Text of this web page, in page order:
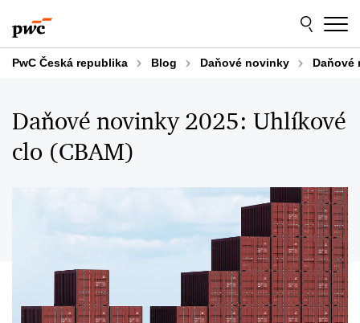
to
content
to
footer
PwC Česká republika Blog Daňové novinky Daňové
Daňové novinky 2025: Uhlíkové
clo (CBAM)